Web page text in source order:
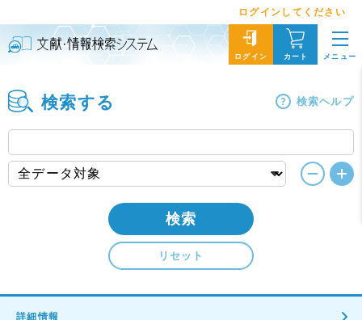
ログインしてください
ログイン カート メニュー
検索する 検索ヘルプ
検索
リセット
詳細情報